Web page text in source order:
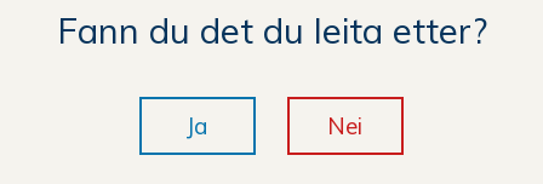
Fann du det du leita etter?
Ja Nei